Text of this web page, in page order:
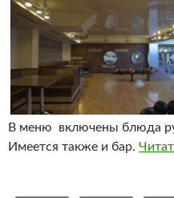
В меню включены блюда
Имеется также и бар.